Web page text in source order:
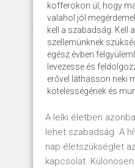
kofferokon ül, hogy
valahol jól
kell a szabadság. Kell
szellemünknek
egész évben
levezesse és
erővel láthasson neki
kötelességének és
A lelki életben
lehet szabadság. A
nap életszükséglet
kapcsolat.